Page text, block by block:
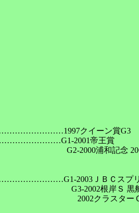
クイーン賞G3
2001帝王賞
　　　G2-2000浦和記念
2003ＪＢＣスプ
　　　G3-2002根岸Ｓ 黒船
　　　　   2002クラスターＣ